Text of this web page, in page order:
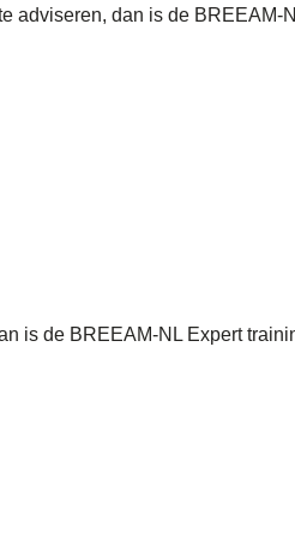
dan is de
is de BREEAM-NL Expert